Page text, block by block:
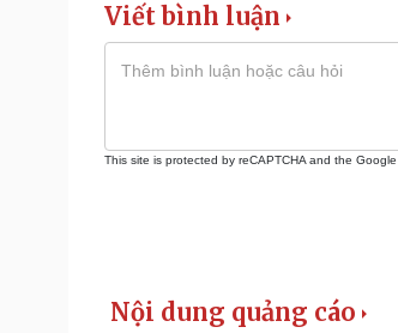
Viết bình luận
This site is protected by reCAPTCHA and the Google